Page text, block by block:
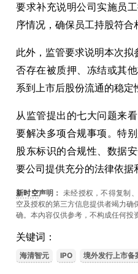
要求补充说明公司实施员
序情况，确保员工持股符合
此外，监管要求说明本次拟
否存在被质押、冻结或其
系到上市后股份流通的稳定
从监管提出的七大问题来
要解决多项合规事项。特
股东标识的合规性、数据
要公司提供充分的法律依据
新时空声明： 未经授权，不得复制
空及授权的第三方信息提供者竭力确
确。本內容仅供参考，不构成任何投
关键词：
海清智元 IPO 境外发行上市备